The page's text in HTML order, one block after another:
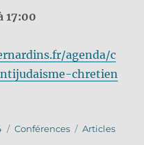
17:00
agenda/c
chretien
Catégories
Conférences Étiquettes
Articles